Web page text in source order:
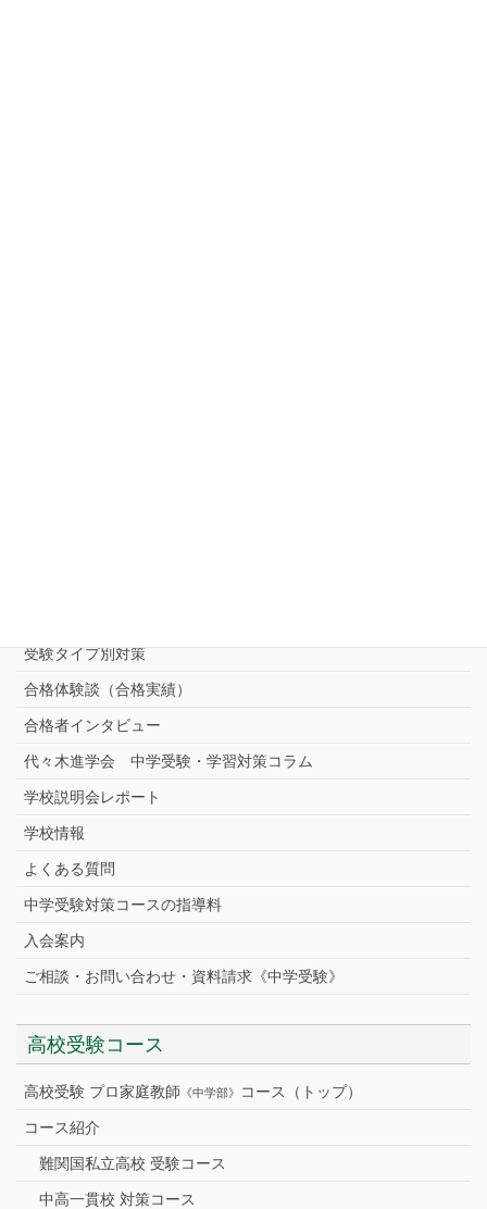
受験タイプ別対策
合格体験談（合格実績）
合格者インタビュー
代々木進学会 中学受験・学習対策コラム
学校説明会レポート
学校情報
よくある質問
中学受験対策コースの指導料
入会案内
ご相談・お問い合わせ・資料請求《中学受験》
高校受験コース
高校受験 プロ家庭教師 《中学部》 コース（トップ）
コース紹介
難関国私立高校 受験コース
中高一貫校 対策コース